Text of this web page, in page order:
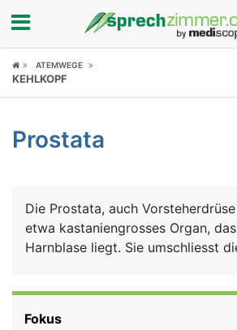
Fokus
Symptome
News
Rubriken
ATEMWEGE
KEHLKOPF
Prostata
Die Prostata, auch
etwa kastaniengrosses Organ,
Harnblase liegt. Sie umschliesst
Nebenhoden und Samenleiter, zu
Fokus